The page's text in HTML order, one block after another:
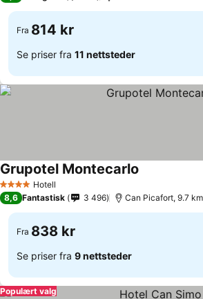
Fra 814 kr
Se priser fra 11 nettsteder
4 StjernerHotell
Grupotel Montecarlo
8,6 Fantastisk 3 496 Can Picafort, 9.7
Fra 838 kr
Se priser fra 9 nettsteder
Populært valg